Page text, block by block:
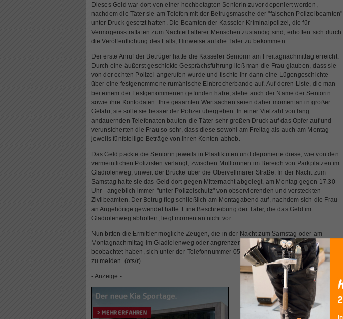
Dieses Geld war dort von einer hochbetagten Seniorin zuvor deponiert worden,
nachdem die Täter sie am Telefon mit der Betrugsmasche der "falschen Polizeibeamten"
unter Druck gesetzt hatten. Die Beamten der Kasseler Kriminalpolizei, die für
Vermögensstraftaten zum Nachteil älterer Menschen zuständig sind, erhoffen sich durch
die Veröffentlichung des Falls, Hinweise auf die Täter zu bekommen.
Der erste Anruf der Betrüger hatte die Kasseler Seniorin am Freitagnachmittag erreicht.
Durch eine äußerst geschickte Gesprächsführung ließ man die Frau glauben, dass sie
von der echten Polizei angerufen wurde und tischte ihr dann eine Lügengeschichte
über eine festgenommene rumänische Einbrecherbande auf. Auf deren Liste, die man
bei einem der Festgenommenen gefunden habe, stehe auch der Name der Seniorin
sowie ihre Kontodaten. Ihre gesamten Wertsachen seien daher momentan in großer
Gefahr, sie solle sie besser der Polizei übergeben. In einer Vielzahl von lang
andauernden Telefonaten bauten die Täter sehr großen Druck auf das Opfer auf und
verunsicherten die Frau so sehr, dass diese sowohl am Freitag als auch am Montag
jeweils fünfstellige Beträge von ihren Konten abhob.
Das Geld packte die Seniorin jeweils in Plastiktüten und deponierte diese, wie von den
vermeintlichen Polizisten verlangt, zwischen Mülltonnen im Bereich von Parkplätzen im
Gladiolenweg, unweit der Brücke über die Obervellmarer Straße. In der Nacht zum
Samstag hatte sie das Geld dort gegen Mitternacht abgelegt, am Montag gegen 17.30
Uhr - angeblich immer "unter Polizeischutz" von observierenden und versteckten
Zivilbeamten. Der Betrug flog schließlich am Montagabend auf, nachdem sich die Frau
an Angehörige gewendet hatte. Eine Beschreibung der Täter, die das Geld im
Gladiolenweg abholten, liegt momentan nicht vor.
Nun bitten die Ermittler mögliche Zeugen, die in der Nacht zum Samstag oder am
Montagnachmittag im Gladiolenweg oder angrenzenden Straßen verdächtige Personen
beobachtet haben, sich unter der Telefonnummer 0561/9100 bei der Polizei in Kassel
zu melden. (ots/r)
- Anzeige -